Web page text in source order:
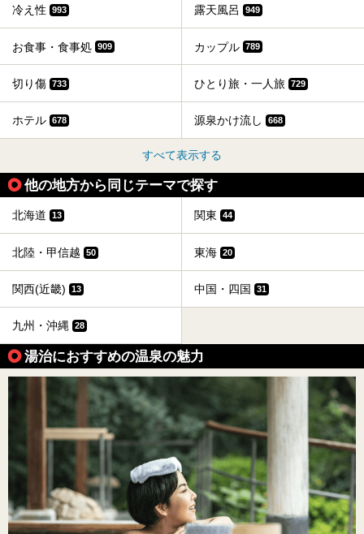
冷え性 993 露天風呂 949
お食事・食事処 909 カップル 789
切り傷 733 ひとり旅・一人旅 729
ホテル 678 源泉かけ流し 668
すべて表示する
他の地方から同じテーマで探す
北海道 13 関東 44
北陸・甲信越 50 東海 20
関西(近畿) 13 中国・四国 31
九州・沖縄 28
湯治におすすめの温泉の魅力